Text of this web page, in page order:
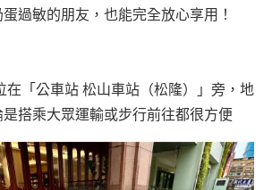
過敏的朋友，也能完全放心享用！
「公車站 松山車站（松隆）」旁，地
搭乘大眾運輸或步行前往都很方便